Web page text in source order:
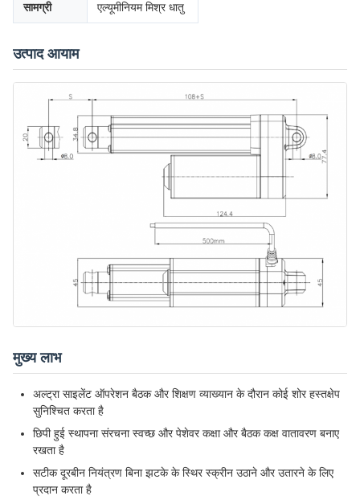
सामग्री एल्यूमीनियम मिश्र धातु
उत्पाद आयाम
मुख्य लाभ
अल्ट्रा साइलेंट ऑपरेशन बैठक और शिक्षण व्याख्यान के दौरान कोई शोर हस्तक्षेप
सुनिश्चित करता है
छिपी हुई स्थापना संरचना स्वच्छ और पेशेवर कक्षा और बैठक कक्ष वातावरण बनाए
रखता है
सटीक दूरबीन नियंत्रण बिना झटके के स्थिर स्क्रीन उठाने और उतारने के लिए
प्रदान करता है